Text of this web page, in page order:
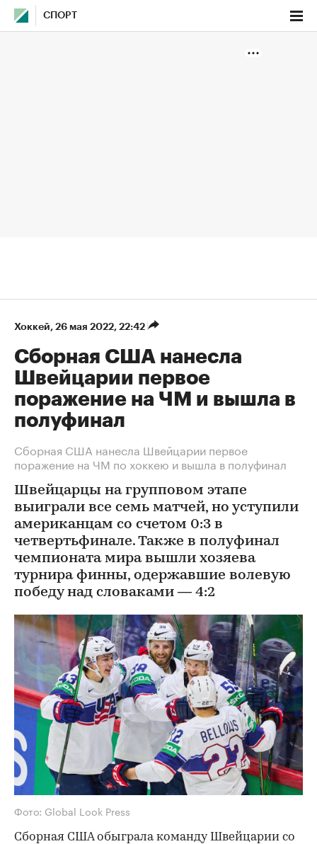
СПОРТ
Хоккей⁠, 26 мая 2022, 22:42
Сборная США нанесла
Швейцарии первое
поражение на ЧМ и вышла в
полуфинал
Сборная США нанесла Швейцарии первое
поражение на ЧМ по хоккею и вышла в полуфинал
Швейцарцы на групповом этапе
выиграли все семь матчей, но уступили
американцам со счетом 0:3 в
четвертьфинале. Также в полуфинал
чемпионата мира вышли хозяева
турнира финны, одержавшие волевую
победу над словаками — 4:2
Фото: Global Look Press
Сборная США обыграла команду Швейцарии со